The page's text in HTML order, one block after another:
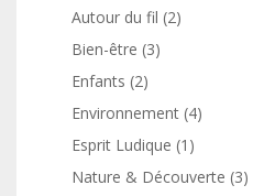
Autour du fil (2)
Bien-être (3)
Enfants (2)
Environnement (4)
Esprit Ludique (1)
Nature & Découverte (3)